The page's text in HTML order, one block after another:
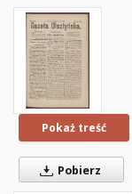
Pokaż treść
Pobierz